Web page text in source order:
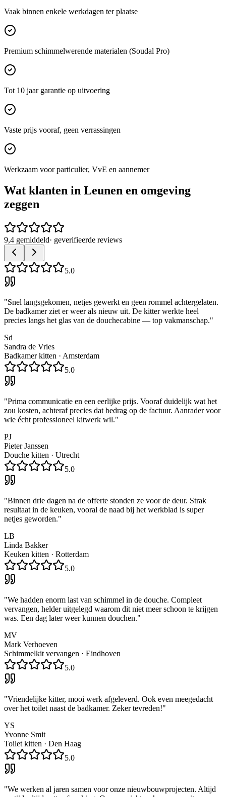
Vaak binnen enkele werkdagen ter plaatse
Premium schimmelwerende materialen (Soudal Pro)
Tot 10 jaar garantie op uitvoering
Vaste prijs vooraf, geen verrassingen
Werkzaam voor particulier, VvE en aannemer
Wat klanten in Leunen en omgeving
zeggen
9,4 gemiddeld· geverifieerde reviews
5.0
"Snel langsgekomen, netjes gewerkt en geen rommel achtergelaten.
De badkamer ziet er weer als nieuw uit. De kitter werkte heel
precies langs het glas van de douchecabine — top vakmanschap."
Sd
Sandra de Vries
Badkamer kitten · Amsterdam
5.0
"Prima communicatie en een eerlijke prijs. Vooraf duidelijk wat het
zou kosten, achteraf precies dat bedrag op de factuur. Aanrader voor
wie écht professioneel kitwerk wil."
PJ
Pieter Janssen
Douche kitten · Utrecht
5.0
"Binnen drie dagen na de offerte stonden ze voor de deur. Strak
resultaat in de keuken, vooral de naad bij het werkblad is super
netjes geworden."
LB
Linda Bakker
Keuken kitten · Rotterdam
5.0
"We hadden enorm last van schimmel in de douche. Compleet
vervangen, helder uitgelegd waarom dit niet meer schoon te krijgen
was. Een dag later weer kunnen douchen."
MV
Mark Verhoeven
Schimmelkit vervangen · Eindhoven
5.0
"Vriendelijke kitter, mooi werk afgeleverd. Ook even meegedacht
over het toilet naast de badkamer. Zeker tevreden!"
YS
Yvonne Smit
Toilet kitten · Den Haag
5.0
"We werken al jaren samen voor onze nieuwbouwprojecten. Altijd